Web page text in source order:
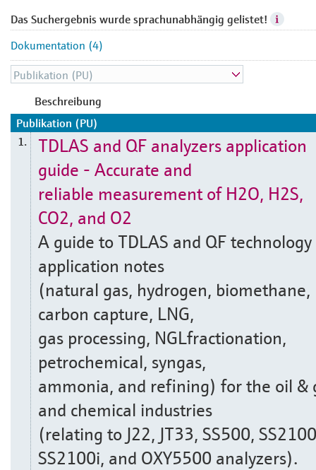
Das Suchergebnis wurde sprachunabhängig gelistet!
Dokumentation (4)
Beschreibung
Publikation (PU)
1.
TDLAS and QF analyzers application
guide - Accurate and
reliable measurement of H2O, H2S,
CO2, and O2
A guide to TDLAS and QF technology
application notes
(natural gas, hydrogen, biomethane,
carbon capture, LNG,
gas processing, NGLfractionation,
petrochemical, syngas,
ammonia, and refining) for the oil &
and chemical industries
(relating to J22, JT33, SS500,
SS2100i, and OXY5500 analyzers).